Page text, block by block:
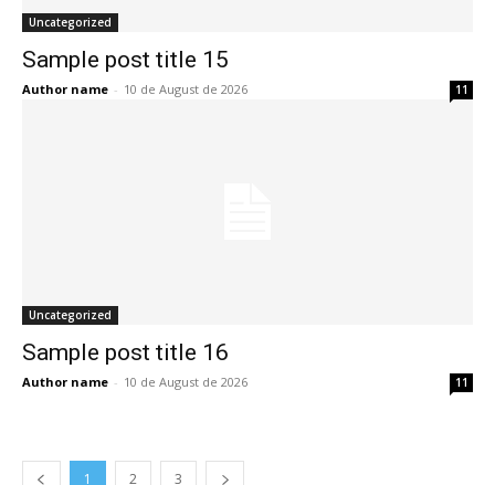
Uncategorized
Sample post title 15
Author name - 10 de August de 2026 11
Uncategorized
Sample post title 16
Author name - 10 de August de 2026 11
1 2 3